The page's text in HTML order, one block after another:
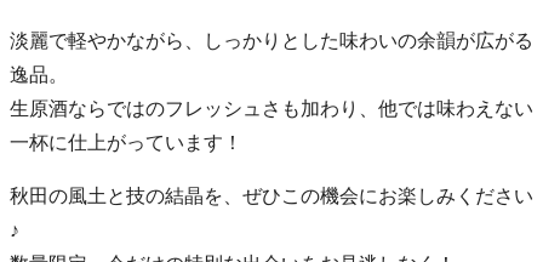
淡麗で軽やかながら、しっかりとした味わいの余韻が広がる
逸品。
生原酒ならではのフレッシュさも加わり、他では味わえない
一杯に仕上がっています！
秋田の風土と技の結晶を、ぜひこの機会にお楽しみください
♪